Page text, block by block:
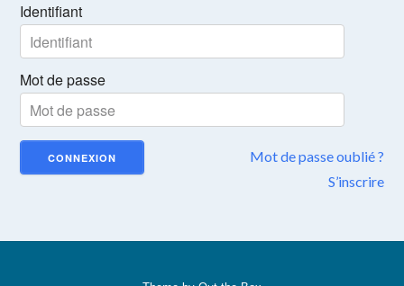
Identifiant
Mot de passe
Mot de passe oublié ?
S’inscrire